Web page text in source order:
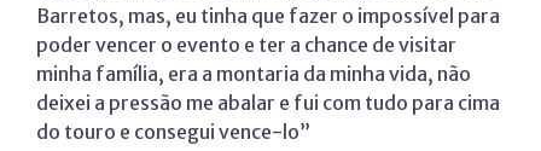
Barretos, mas, eu tinha que fazer o impossível para
poder vencer o evento e ter a chance de visitar
minha família, era a montaria da minha vida, não
deixei a pressão me abalar e fui com tudo para cima
do touro e consegui vence-lo”